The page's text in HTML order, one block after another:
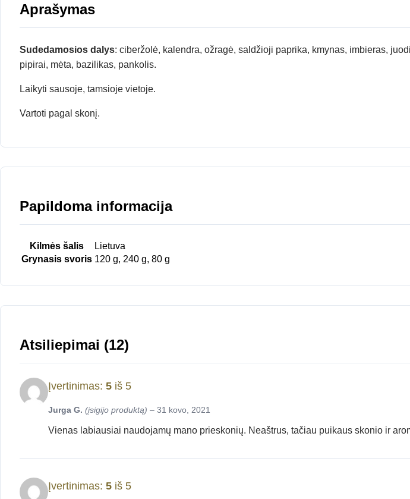
Aprašymas
Sudedamosios dalys: ciberžolė, kalendra, ožragė, saldžioji paprika, kmynas, imbieras,
pipirai, mėta, bazilikas, pankolis.
Laikyti sausoje, tamsioje vietoje.
Vartoti pagal skonį.
Papildoma informacija
Kilmės šalis
Lietuva
Grynasis svoris 120 g, 240 g, 80 g
Atsiliepimai (12)
Įvertinimas: 5 iš 5
Jurga G. (įsigijo produktą) – 31 kovo, 2021
Vienas labiausiai naudojamų mano prieskonių. Neaštrus, tačiau puikaus skonio ir
Įvertinimas: 5 iš 5